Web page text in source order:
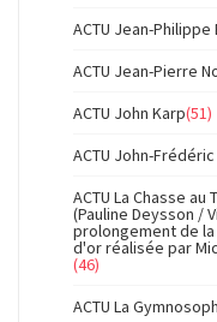
ACTU Jean-
ACTU Jean-Pierre
ACTU John Karp(51)
ACTU John-
ACTU La Chasse
(Pauline Deysson /
prolongement de la
d'or réalisée par
(46)
ACTU La